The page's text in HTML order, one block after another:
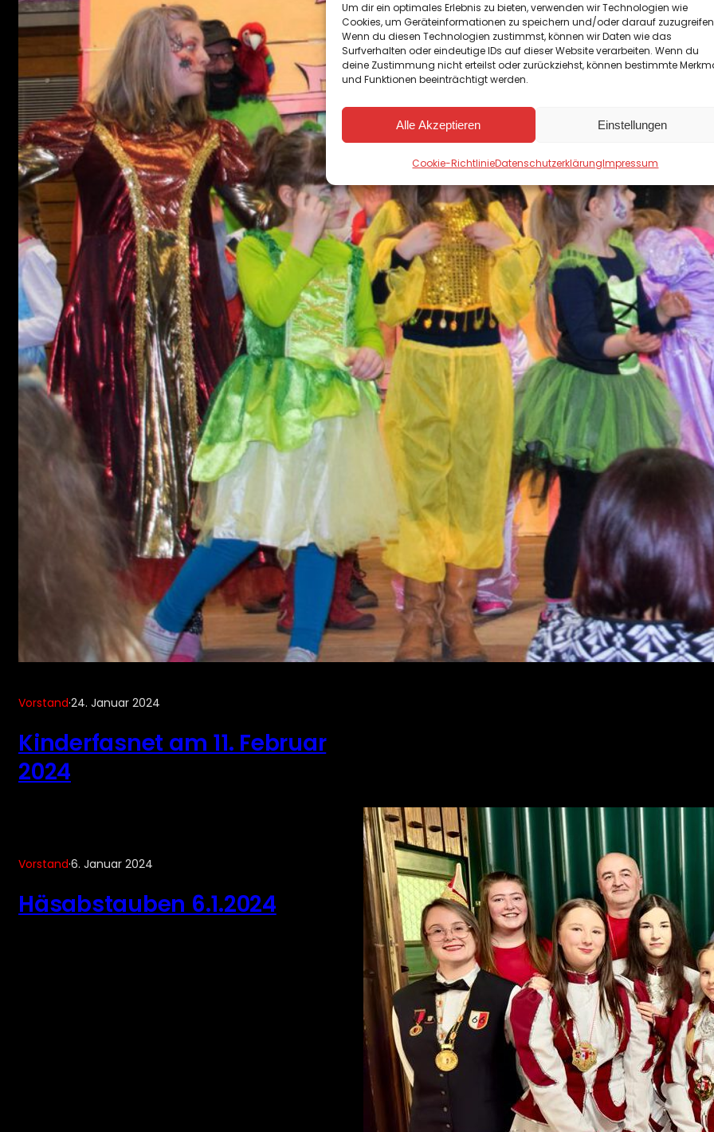
Um dir ein optimales Erlebnis zu bieten, verwenden wir Technologien wie
Cookies, um Geräteinformationen zu speichern und/oder darauf
Wenn du diesen Technologien zustimmst, können wir Daten wie das
Surfverhalten oder eindeutige IDs auf dieser Website verarbeiten. Wenn du
deine Zustimmung nicht erteilst oder zurückziehst, können bestimmte
und Funktionen beeinträchtigt werden.
Alle Akzeptieren Einstellungen
Cookie-RichtlinieDatenschutzerklärungImpressum
Vorstand·24. Januar 2024
Kinderfasnet am 11. Februar
2024
Vorstand·6. Januar 2024
Häsabstauben 6.1.2024